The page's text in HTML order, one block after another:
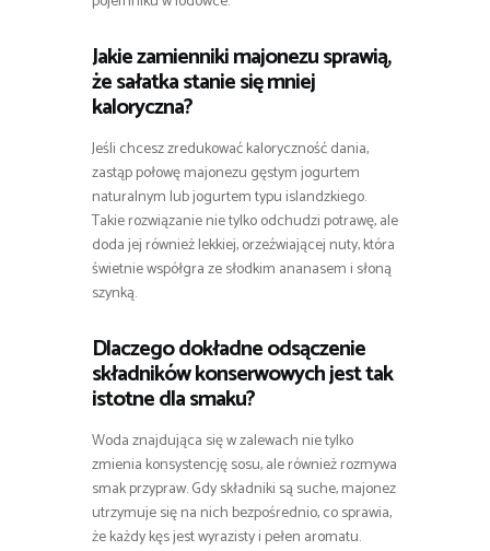
Jakie zamienniki majonezu sprawią,
że sałatka stanie się mniej
kaloryczna?
Jeśli chcesz zredukować kaloryczność dania,
zastąp połowę majonezu gęstym jogurtem
naturalnym lub jogurtem typu islandzkiego.
Takie rozwiązanie nie tylko odchudzi potrawę, ale
doda jej również lekkiej, orzeźwiającej nuty, która
świetnie współgra ze słodkim ananasem i słoną
szynką.
Dlaczego dokładne odsączenie
składników konserwowych jest tak
istotne dla smaku?
Woda znajdująca się w zalewach nie tylko
zmienia konsystencję sosu, ale również rozmywa
smak przypraw. Gdy składniki są suche, majonez
utrzymuje się na nich bezpośrednio, co sprawia,
że każdy kęs jest wyrazisty i pełen aromatu.